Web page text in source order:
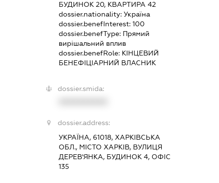
БУДИНОК 20, КВАРТИРА 42
dossier.nationality: Україна
dossier.benefInterest: 100
dossier.benefType: Прямий
вирішальний вплив
dossier.benefRole: КІНЦЕВИЙ
БЕНЕФІЦІАРНИЙ ВЛАСНИК
dossier.smida:
dossier.address:
УКРАЇНА, 61018, ХАРКІВСЬКА
ОБЛ., МІСТО ХАРКІВ, ВУЛИЦЯ
ДЕРЕВ'ЯНКА, БУДИНОК 4, ОФІС
135